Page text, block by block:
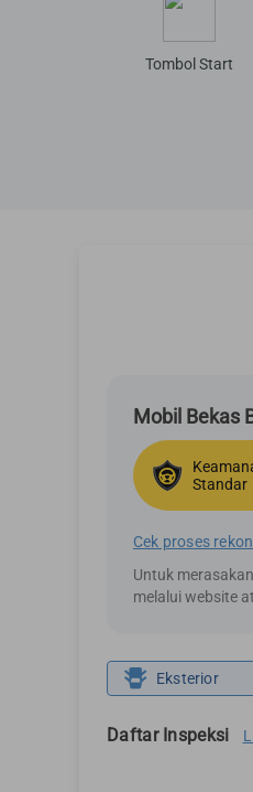
Tombol Start
Mobil Bekas
Standar
Cek proses
Untuk
melalui website
Eksterior
Daftar Inspeksi